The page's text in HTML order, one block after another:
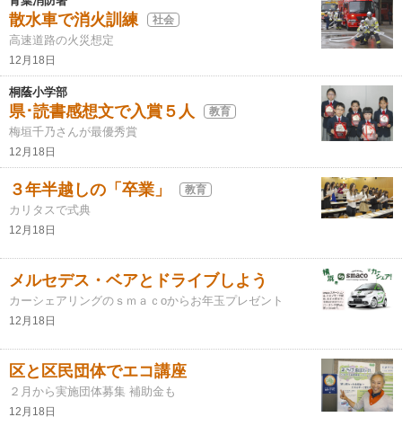
散水車で消火訓練 社会
高速道路の火災想定
12月18日
桐蔭小学部
県･読書感想文で入賞５人 教育
梅垣千乃さんが最優秀賞
12月18日
３年半越しの「卒業」 教育
カリタスで式典
12月18日
メルセデス・ベアとドライブしよう
カーシェアリングのｓｍａｃоからお年玉プレゼント
12月18日
区と区民団体でエコ講座
２月から実施団体募集 補助金も
12月18日